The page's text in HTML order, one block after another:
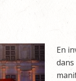
En
dans